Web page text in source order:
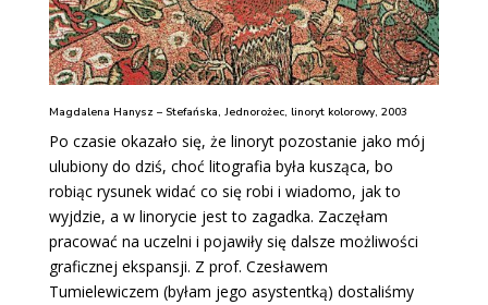
Magdalena Hanysz – Stefańska, Jednorożec, linoryt kolorowy, 2003
Po czasie okazało się, że linoryt pozostanie jako mój
ulubiony do dziś, choć litografia była kusząca, bo
robiąc rysunek widać co się robi i wiadomo, jak to
wyjdzie, a w linorycie jest to zagadka. Zaczęłam
pracować na uczelni i pojawiły się dalsze możliwości
graficznej ekspansji. Z prof. Czesławem
Tumielewiczem (byłam jego asystentką) dostaliśmy